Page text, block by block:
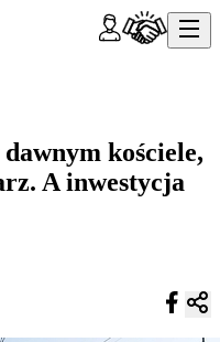
kościele,
A inwestycja